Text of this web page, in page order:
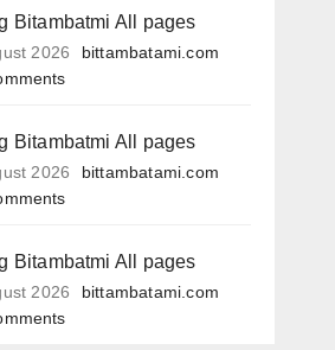
Bitambatmi All pages
2026
bittambatami.com
Bitambatmi All pages
2026
bittambatami.com
Bitambatmi All pages
2026
bittambatami.com